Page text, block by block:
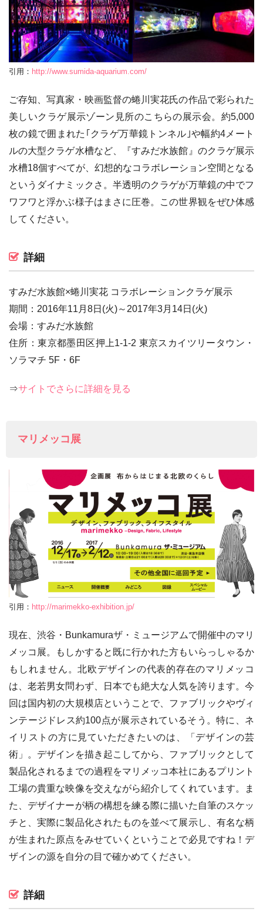
引用： http://www.sumida-aquarium.com/
ご存知、写真家・映画監督の蜷川実花氏の作品で彩られた
美しいクラゲ展示ゾーン見所のこちらの展示会。約5,000
枚の鏡で囲まれた｢クラゲ万華鏡トンネル｣や幅約4メート
ルの大型クラゲ水槽など、『すみだ水族館』のクラゲ展示
水槽18個すべてが、幻想的なコラボレーション空間となる
というダイナミックさ。半透明のクラゲが万華鏡の中でフ
ワフワと浮かぶ様子はまさに圧巻。この世界観をぜひ体感
してください。
詳細
すみだ水族館×蜷川実花 コラボレーションクラゲ展示
期間：2016年11月8日(火)～2017年3月14日(火)
会場：すみだ水族館
住所：東京都墨田区押上1-1-2 東京スカイツリータウン・
ソラマチ 5F・6F
⇒サイトでさらに詳細を見る
マリメッコ展
引用： http://marimekko-exhibition.jp/
現在、渋谷・Bunkamuraザ・ミュージアムで開催中のマリ
メッコ展。もしかすると既に行かれた方もいらっしゃるか
もしれません。北欧デザインの代表的存在のマリメッコ
は、老若男女問わず、日本でも絶大な人気を誇ります。今
回は国内初の大規模店ということで、ファブリックやヴィ
ンテージドレス約100点が展示されているそう。特に、ネ
イリストの方に見ていただきたいのは、「デザインの芸
術」。デザインを描き起こしてから、ファブリックとして
製品化されるまでの過程をマリメッコ本社にあるプリント
工場の貴重な映像を交えながら紹介してくれています。ま
た、デザイナーが柄の構想を練る際に描いた自筆のスケッ
チと、実際に製品化されたものを並べて展示し、有名な柄
が生まれた原点をみせていくということで必見ですね！デ
ザインの源を自分の目で確かめてください。
詳細